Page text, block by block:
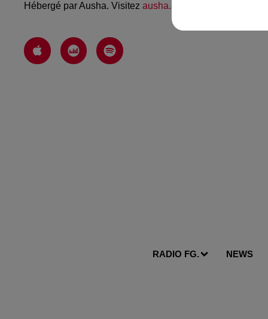
Hébergé par Ausha. Visitez ausha.co/politique-de-
RADIO FG. NEWS